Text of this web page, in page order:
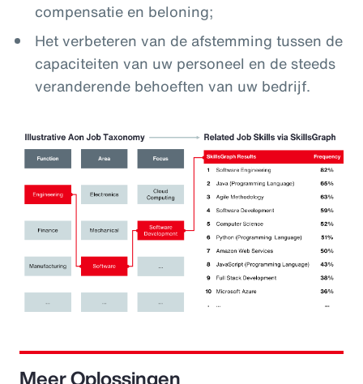
compensatie en beloning;
Het verbeteren van de afstemming tussen de
capaciteiten van uw personeel en de steeds
veranderende behoeften van uw bedrijf.